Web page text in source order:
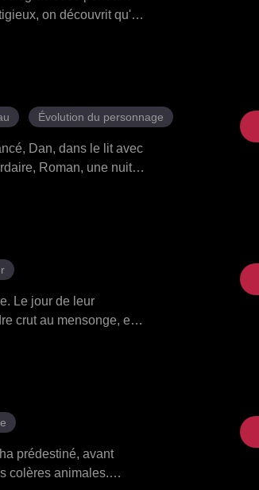
on découvrit qu'il
Évolution du personnage
Dan, dans le lit avec
Roman, une nuit
Alors que Jessica les
pas pour fuir, mais
Le jour de leur
crut au mensonge, et
l'existence. Elle
prédestiné, avant
colères animales.